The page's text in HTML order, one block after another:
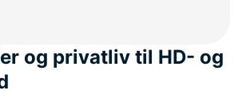
og privatliv til HD- og